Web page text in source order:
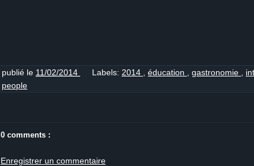
publié le 11/02/2014 Labels: 2014 éducation gastronomie
people
0 comments :
Enregistrer un commentaire